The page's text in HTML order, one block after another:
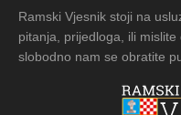
Ramski Vjesnik stoji na
pitanja, prijedloga, ili
slobodno nam se obratite